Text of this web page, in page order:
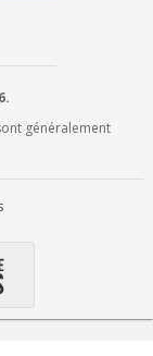
généralement